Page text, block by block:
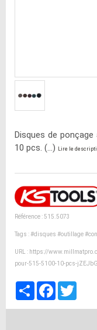
Disques de ponçage
10 pcs. (...)
Lire le
Référence : 515.5073
Tags :#disques #outillage
URL : https://
pour-515-5100-10-pcs-
PartagerFacebook